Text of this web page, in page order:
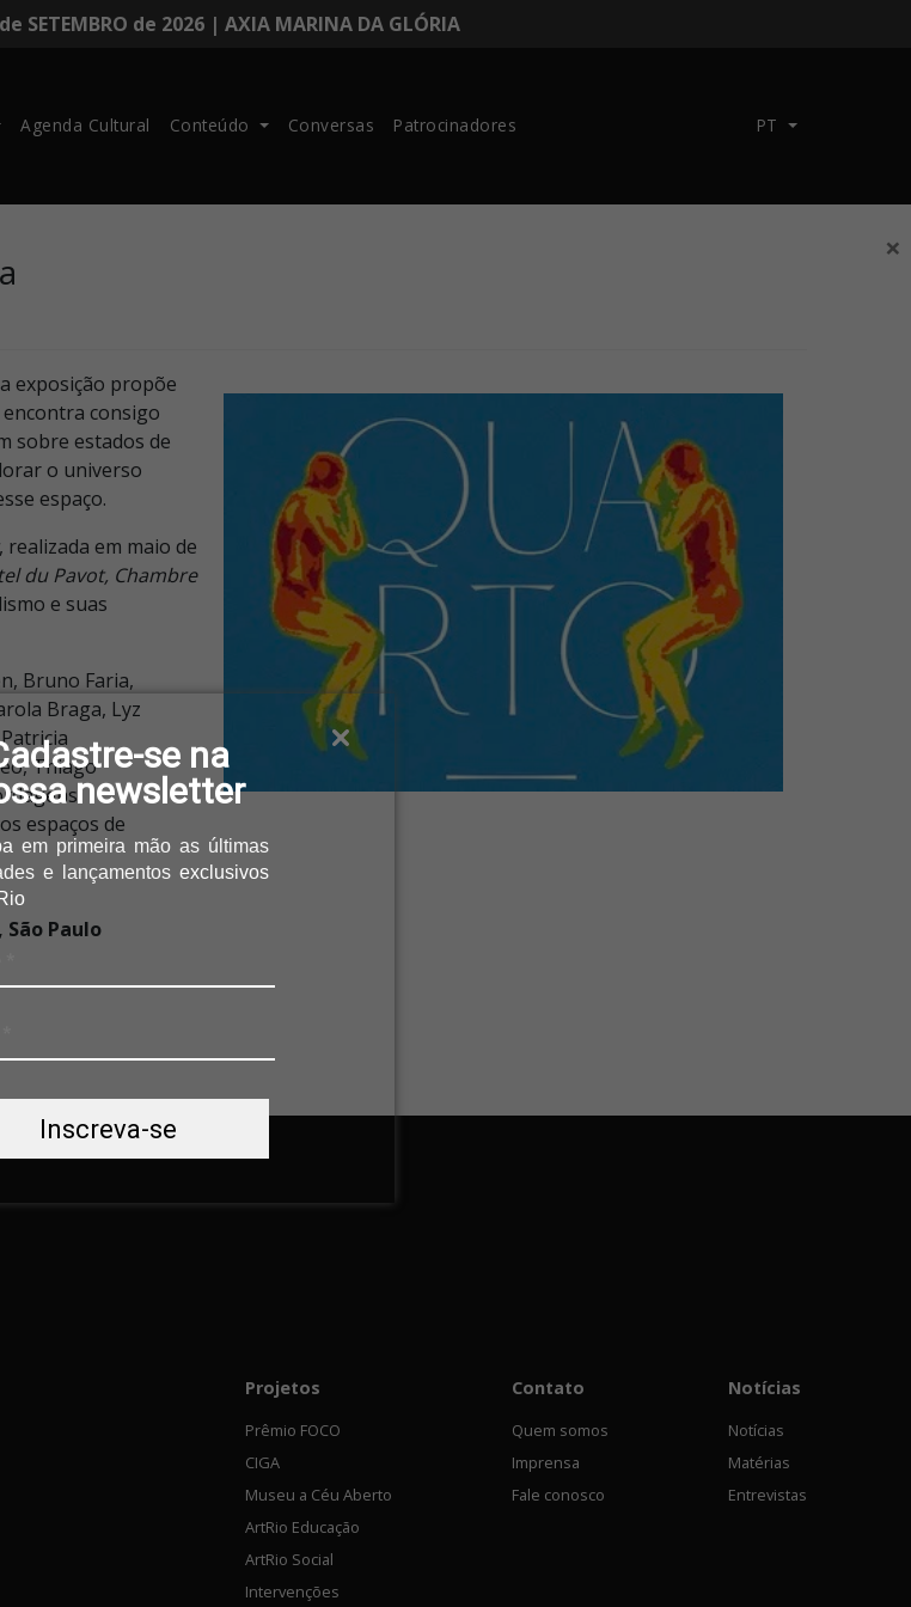
se na
newsletter
em primeira mão as últimas
e lançamentos exclusivos
Inscreva-se
SETEMBRO de 2026 | AXIA MARINA DA GLÓRIA
Agenda Cultural Conteúdo Conversas Patrocinadores PT
×
exposição propõe
consigo
sobre estados de
o universo
espaço.
, realizada em maio de
du Pavot, Chambre
e suas
Bruno Faria,
Braga, Lyz
Thiago
espaços de
Paulo
Projetos
Prêmio FOCO
CIGA
Museu a Céu Aberto
ArtRio Educação
ArtRio Social
Intervenções
Contato
Quem somos
Imprensa
Fale conosco
Notícias
Notícias
Matérias
Entrevistas